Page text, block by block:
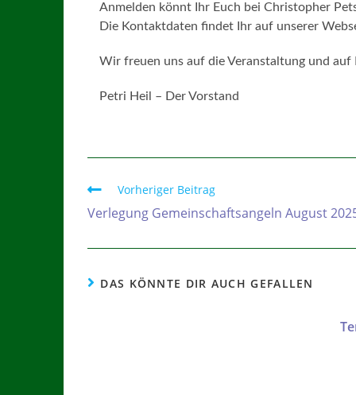
Anmelden könnt Ihr Euch bei Christopher
Die Kontaktdaten findet Ihr auf unserer
Wir freuen uns auf die Veranstaltung und auf
Petri Heil – Der Vorstand
Vorheriger Beitrag
Verlegung Gemeinschaftsangeln August
DAS KÖNNTE DIR AUCH GEFALLEN